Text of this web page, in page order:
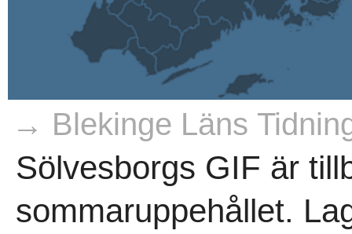
→ Blekinge Läns
Sölvesborgs GIF är
sommaruppehållet.